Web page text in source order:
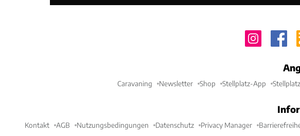
Caravaning Newsletter Shop Stellplatz-App
Kontakt AGB Nutzungsbedingungen Datenschutz Privacy Manager